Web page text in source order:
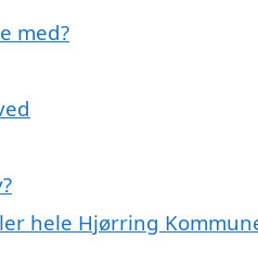
med?
hele Hjørring